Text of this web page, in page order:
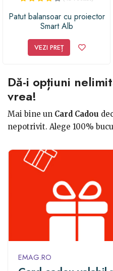
Patut balansoar cu proiector
Smart Alb
VEZI PREȚ
Dă-i opțiuni
vrea!
Mai bine un Card Cadou
nepotrivit. Alege 100%
EMAG.RO